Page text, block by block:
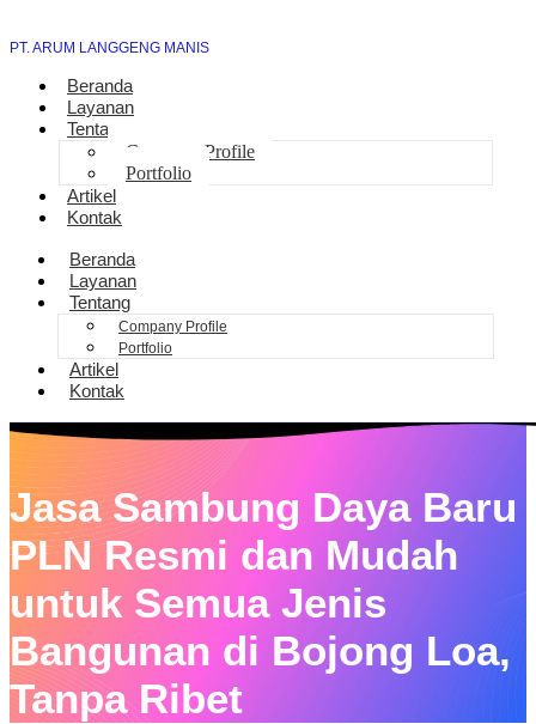
PT. ARUM LANGGENG MANIS
Beranda
Layanan
Tentang
Company Profile
Portfolio
Artikel
Kontak
Beranda
Layanan
Tentang
Company Profile
Portfolio
Artikel
Kontak
Jasa Sambung Daya Baru
PLN Resmi dan Mudah
untuk Semua Jenis
Bangunan di Bojong Loa,
Tanpa Ribet